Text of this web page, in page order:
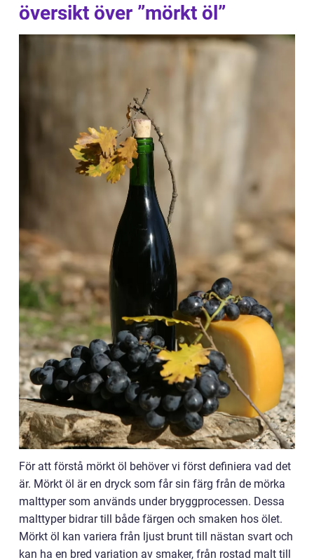
översikt över ”mörkt öl”
För att förstå mörkt öl behöver vi först definiera vad det
är. Mörkt öl är en dryck som får sin färg från de mörka
malttyper som används under bryggprocessen. Dessa
malttyper bidrar till både färgen och smaken hos ölet.
Mörkt öl kan variera från ljust brunt till nästan svart och
kan ha en bred variation av smaker, från rostad malt till